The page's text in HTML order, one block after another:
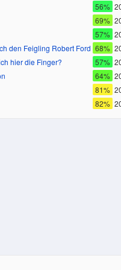
56%
69%
57%
den Feigling Robert Ford 68%
hier die Finger?
57%
64%
81%
82%